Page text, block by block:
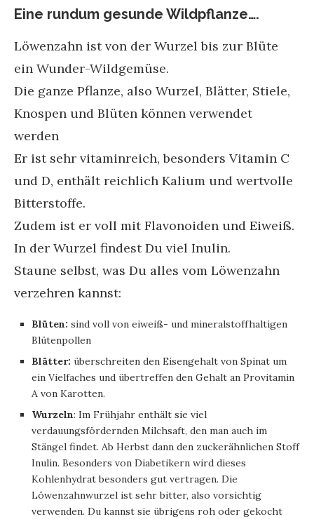
Eine rundum gesunde Wildpflanze….
Löwenzahn ist von der Wurzel bis zur Blüte
ein Wunder-Wildgemüse.
Die ganze Pflanze, also Wurzel, Blätter, Stiele,
Knospen und Blüten können verwendet
werden
Er ist sehr vitaminreich, besonders Vitamin C
und D, enthält reichlich Kalium und wertvolle
Bitterstoffe.
Zudem ist er voll mit Flavonoiden und Eiweiß.
In der Wurzel findest Du viel Inulin.
Staune selbst, was Du alles vom Löwenzahn
verzehren kannst:
Blüten: sind voll von eiweiß- und mineralstoffhaltigen
Blütenpollen
Blätter: überschreiten den Eisengehalt von Spinat um
ein Vielfaches und übertreffen den Gehalt an Provitamin
A von Karotten.
Wurzeln: Im Frühjahr enthält sie viel
verdauungsfördernden Milchsaft, den man auch im
Stängel findet. Ab Herbst dann den zuckerähnlichen Stoff
Inulin. Besonders von Diabetikern wird dieses
Kohlenhydrat besonders gut vertragen. Die
Löwenzahnwurzel ist sehr bitter, also vorsichtig
verwenden. Du kannst sie übrigens roh oder gekocht